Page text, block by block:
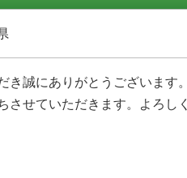
き誠にありがとうございます。
させていただきます。よろしく